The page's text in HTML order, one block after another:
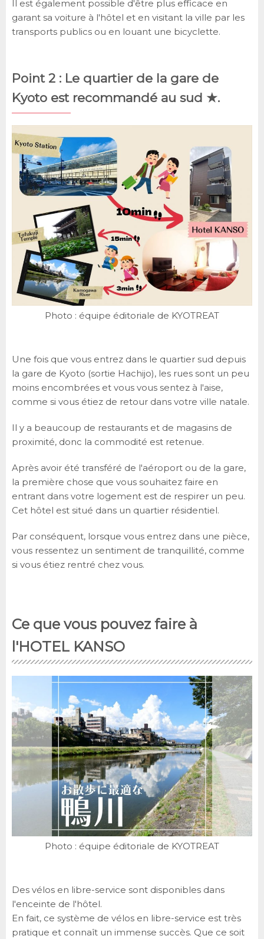
Il est également possible d'être plus efficace en
garant sa voiture à l'hôtel et en visitant la ville par les
transports publics ou en louant une bicyclette.
Point 2 : Le quartier de la gare de
Kyoto est recommandé au sud ★.
Photo : équipe éditoriale de KYOTREAT
Une fois que vous entrez dans le quartier sud depuis
la gare de Kyoto (sortie Hachijo), les rues sont un peu
moins encombrées et vous vous sentez à l'aise,
comme si vous étiez de retour dans votre ville natale.
Il y a beaucoup de restaurants et de magasins de
proximité, donc la commodité est retenue.
Après avoir été transféré de l'aéroport ou de la gare,
la première chose que vous souhaitez faire en
entrant dans votre logement est de respirer un peu.
Cet hôtel est situé dans un quartier résidentiel.
Par conséquent, lorsque vous entrez dans une pièce,
vous ressentez un sentiment de tranquillité, comme
si vous étiez rentré chez vous.
Ce que vous pouvez faire à
l'HOTEL KANSO
Photo : équipe éditoriale de KYOTREAT
Des vélos en libre-service sont disponibles dans
l'enceinte de l'hôtel.
En fait, ce système de vélos en libre-service est très
pratique et connaît un immense succès. Que ce soit